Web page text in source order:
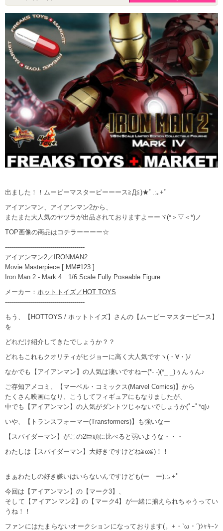
出ました！！ムービーマスターピーーース≧Д≦)★ﾟ.:｡+ﾟ
アイアンマン、アイアンマン2から、
またまた大人気のヤツラが出品されておりますよーーヾ(*＞▽＜*)ノ
TOP画像の商品はコチラーーーー☆
----------------------------------------
アイアンマン2／IRONMAN2
Movie Masterpiece [ MM#123 ]
Iron Man 2 - Mark 4 1/6 Scale Fully Poseable Figure
メーカー： ホットトイズ／HOT TOYS
----------------------------------------
もう、【HOTTOYS / ホットトイズ】さんの【ムービーマスターピース】
を
どれだけ紹介してきたでしょうか？？
どれもこれもクオリティがヒジョーに高く大人気ですヽ(・∀・)ﾉ
なかでも【アイアンマン】の人気は凄いですねー(*- -)(*_ _)ぅんぅん♪
ご存知アメコミ、【マーベル・コミックス(Marvel Comics)】から
たくさん映画になり、こうしてフィギュアにもなりましたが、
中でも【アイアンマン】の人気がダントツじゃないでしょうか(ﾟｰﾟ*q)♪
いや、【トランスフォーマー(Transformers)】も強いなー
【スパイダーマン】がこの2巨頭に比べると弱いような・・・
わたしは【スパイダーマン】大好きですけどね≧ω≦)！！
まぁわたしの好き嫌いはいらないんですけども(ーゝー).:｡+ﾟ
今回は【アイアンマン】の【マーク3】、
そして【アイアンマン2】の【マーク4】が一緒に揃えられちゃうってい
うね！！
ファンにはたまらないオークションになっております(。+・`ω・´)ｼｬｷｰﾝ